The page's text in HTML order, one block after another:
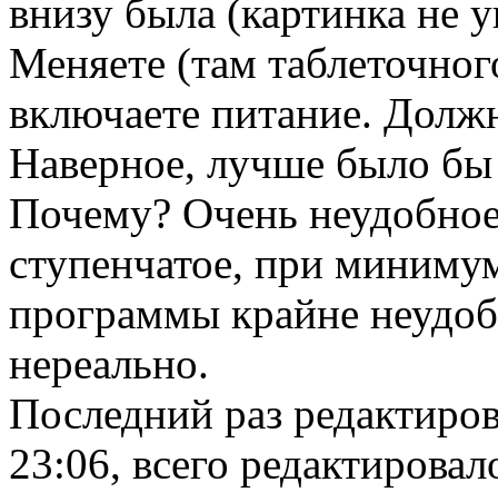
внизу была (картинка не
Меняете (там
включаете питание.
Наверное, лучше было бы
Почему? Очень
ступенчатое, при
программы крайне
нереально.
Последний раз
23:06, всего